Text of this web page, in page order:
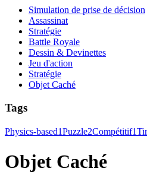
Simulation de prise de décision
Assassinat
Stratégie
Battle Royale
Dessin & Devinettes
Jeu d'action
Stratégie
Objet Caché
Tags
Physics-based1Puzzle2Compétitif1Tir
Objet Caché